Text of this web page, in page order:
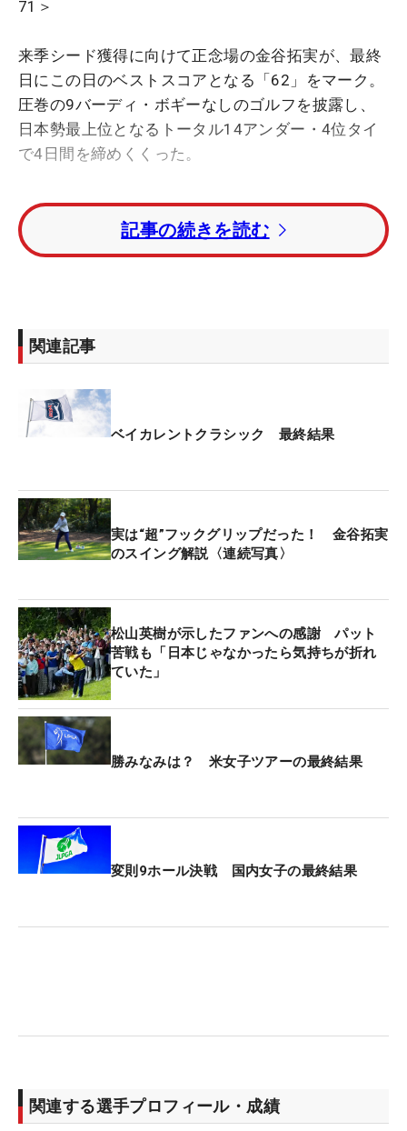
71＞
来季シード獲得に向けて正念場の金谷拓実が、最終
日にこの日のベストスコアとなる「62」をマーク。
圧巻の9バーディ・ボギーなしのゴルフを披露し、
日本勢最上位となるトータル14アンダー・4位タイ
で4日間を締めくくった。
「前半からいいプレーができたし、後半も勝負どこ
ろでいいパットが入って、いいラウンドになったと
思います」
プ率は全体5位となる86.67％（13/15）を記録し
た。パーオン率は72.22％（13/18）で、パーオン
につけたパットを確実に沈めていった。
切った。2日目と3日目はともに「70」とスコアを伸
ばしあぐねたものの、「（最終日も）同じような気
持ちでプレーしていた。きょうはたくさんパッティ
コアの要因を振り返った。
フェデックスカップ・ランキングでは、100位以内
がフルシード、101位から125位が“準シード”と呼ば
れる限定的な出場権を得られる。金谷は今大会で
104ポイントを加算し、ランキング113位に浮上。
限定的ながらも出場権を確保できるポジションまで
ジャンプアップした。
フォールシリーズは残り4試合。「最後までチャン
スはあると思うから、とにかく自分らしいプレーを
続けて頑張ります」と力を込めた。
米ツアー唯一の日本決戦で弾みをつけた27歳は、フ
ルシード獲得を目指し、再び米国での戦いへと戻
記事の続きを読む
関連記事
ベイカレントクラシック 最終結果
実は“超”フックグリップだった！ 金谷拓実
のスイング解説〈連続写真〉
松山英樹が示したファンへの感謝 パット
苦戦も「日本じゃなかったら気持ちが折れ
ていた」
勝みなみは？ 米女子ツアーの最終結果
変則9ホール決戦 国内女子の最終結果
関連する選手プロフィール・成績